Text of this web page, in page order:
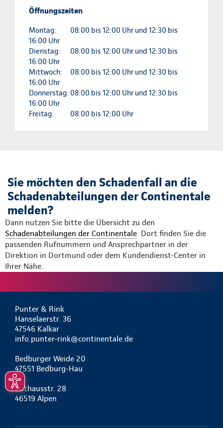
Öffnungszeiten
Montag:
08:00 bis 12:00 Uhr und 12:30 bis
16:00 Uhr
Dienstag:
08:00 bis 12:00 Uhr und 12:30 bis
16:00 Uhr
Mittwoch:
08:00 bis 12:00 Uhr und 12:30 bis
16:00 Uhr
Donnerstag: 08:00 bis 12:00 Uhr und 12:30 bis
16:00 Uhr
Freitag:
08:00 bis 12:00 Uhr
Sie möchten den Schadenfall an die
Schadenabteilungen der Continentale
melden?
Dann nutzen Sie bitte die Übersicht zu den
Schadenabteilungen der Continentale. Dort finden Sie die
passenden Rufnummern und Ansprechpartner in der
Direktion in Dortmund oder dem Kundendienst-Center in
Ihrer Nähe.
Punter & Rink
Hanselaerstr. 36
47546 Kalkar
info.punter-rink@continentale.de
Bedburger Weide 20
47551 Bedburg-Hau
Rathausstr. 28
46519 Alpen